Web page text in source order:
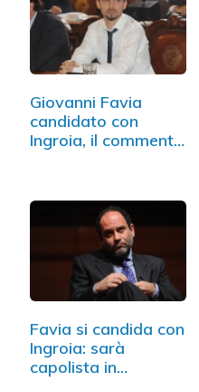
Giovanni Favia
candidato con
Ingroia, il commento
Favia si candida con
Ingroia: sarà
capolista in…